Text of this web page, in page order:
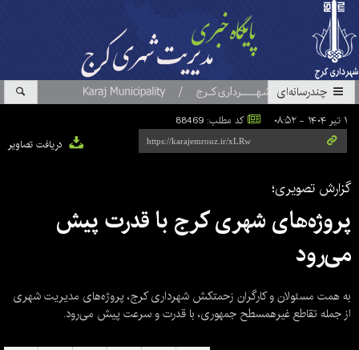
چندرسانه‌ای
۱ تیر ۱۴۰۴ - ۰۸:۵۲
کد مطلب: 88469
دریافت تصاویر
گزارش تصویری؛
پروژه‌های شهری کرج با قدرت پیش
می‌رود
به همت مسئولان و کارگران زحمتکش شهرداری کرج، پروژه‌های مدیریت شهری
از جمله تقاطع غیرهمسطح جمهوری، با قدرت و سرعت پیش می‌رود.